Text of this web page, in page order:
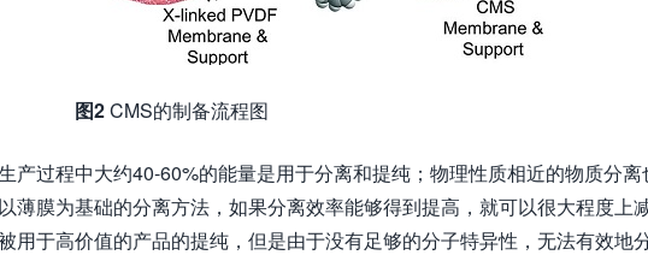
图2CMS的制备流程图
产过程中大约40-60%的能量是用于分离和提纯；物理性质相近的物质分离
薄膜为基础的分离方法，如果分离效率能够得到提高，就可以很大程度上
用于高价值的产品的提纯，但是由于没有足够的分子特异性，无法有效地